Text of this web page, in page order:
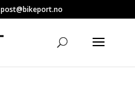
post@bikeport.no